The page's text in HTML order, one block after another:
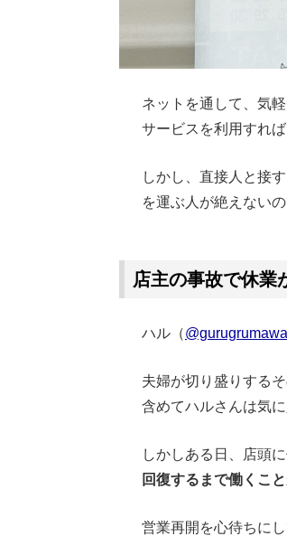
ネットを通して、気
サービスを利用すれ
しかし、直接人と接
を運ぶ人が絶えないの
店主の事故で休業
ハル（
夫婦が切り盛りする
含めてハルさんは気
しかしある日、店頭
回復するまで働くこ
営業再開を心待ちに